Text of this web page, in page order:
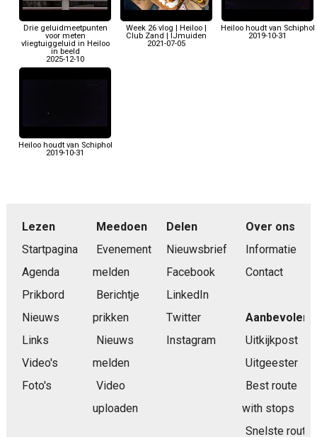
Drie geluidmeetpunten
voor meten
vliegtuiggeluid in Heiloo
in beeld
2025-12-10
Week 26 vlog | Heiloo |
Club Zand | IJmuiden
2021-07-05
Heiloo houdt van Schiphol
2019-10-31
Heiloo houdt van Schiphol
2019-10-31
Lezen
Startpagina
Agenda
Prikbord
Nieuws
Links
Video's
Foto's
Meedoen
Evenement
melden
Berichtje
prikken
Nieuws
melden
Video
uploaden
Delen
Nieuwsbrief
Facebook
LinkedIn
Twitter
Instagram
Over ons
Informatie
Contact
Aanbevolen
Uitkijkpost
Uitgeester
Best route
with stops
Snelste route